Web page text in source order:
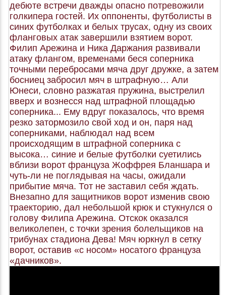
дебюте встречи дважды опасно потревожили
голкипера гостей. Их оппоненты, футболисты в
синих футболках и белых трусах, одну из своих
фланговых атак завершили взятием ворот.
Филип Арежина и Ника Даржания развивали
атаку флангом, временами беся соперника
точными перебросами мяча друг дружке, а затем
босниец забросил мяч в штрафную… Али
Юнеси, словно разжатая пружина, выстрелил
вверх и вознесся над штрафной площадью
соперника... Ему вдруг показалось, что время
резко затормозило свой ход и он, паря над
соперниками, наблюдал над всем
происходящим в штрафной соперника с
высока… синие и белые футболки суетились
вблизи ворот француза Жоффрея Бланшара и
чуть-ли не поглядывая на часы, ожидали
прибытие мяча. Тот не заставил себя ждать.
Внезапно для защитников ворот изменив свою
траекторию, дал небольшой крюк и стукнулся о
голову Филипа Арежина. Отскок оказался
великолепен, с точки зрения болельщиков на
трибунах стадиона Дева! Мяч юркнул в сетку
ворот, оставив «с носом» носатого француза
«дачников».